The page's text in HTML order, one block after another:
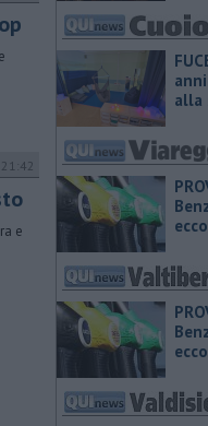
e
alla